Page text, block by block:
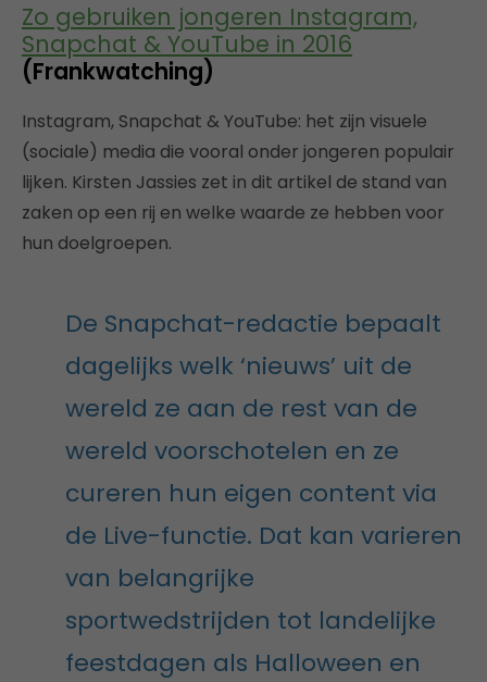
Zo gebruiken jongeren Instagram,
Snapchat & YouTube in 2016
(Frankwatching)
Instagram, Snapchat & YouTube: het zijn visuele
(sociale) media die vooral onder jongeren populair
lijken. Kirsten Jassies zet in dit artikel de stand van
zaken op een rij en welke waarde ze hebben voor
hun doelgroepen.
De Snapchat-redactie bepaalt
dagelijks welk ‘nieuws’ uit de
wereld ze aan de rest van de
wereld voorschotelen en ze
cureren hun eigen content via
de Live-functie. Dat kan varieren
van belangrijke
sportwedstrijden tot landelijke
feestdagen als Halloween en